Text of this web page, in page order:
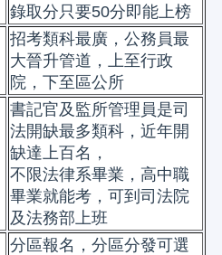
錄取分只要50分即能上榜
招考類科最廣，公務員最
大晉升管道，上至行政
院，下至區公所
書記官及監所管理員是司
法開缺最多類科，近年開
缺達上百名，
不限法律系畢業，高中職
畢業就能考，可到司法院
及法務部上班
分區報名，分區分發可選